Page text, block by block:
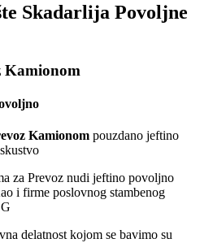
Skadarlija Povoljne
Kamionom
Kamionom pouzdano jeftino
za Prevoz nudi jeftino povoljno
i firme poslovnog stambenog
delatnost kojom se bavimo su